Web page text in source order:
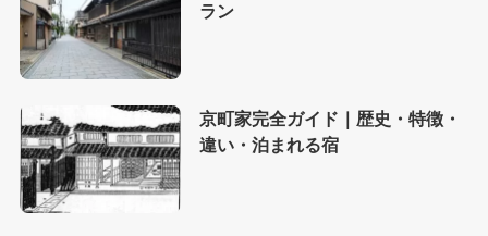
ラン
京町家完全ガイド｜歴史・特徴・
違い・泊まれる宿